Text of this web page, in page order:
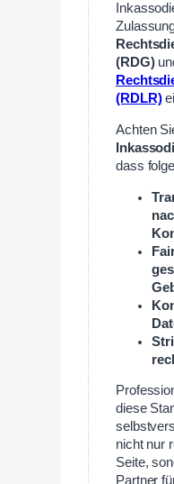
(RDG)
(RDLR)
Achten
dass
diese
nicht nur
Seite,
Partner